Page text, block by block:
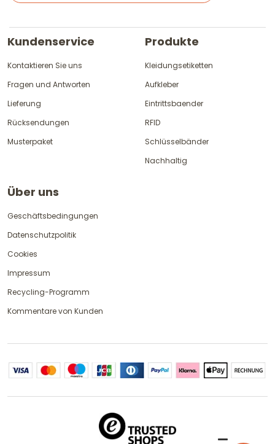
Kundenservice
Kontaktieren Sie uns
Fragen und Antworten
Lieferung
Rücksendungen
Musterpaket
Produkte
Kleidungsetiketten
Aufkleber
Eintrittsbaender
RFID
Schlüsselbänder
Nachhaltig
Über uns
Geschäftsbedingungen
Datenschutzpolitik
Cookies
Impressum
Recycling-Programm
Kommentare von Kunden